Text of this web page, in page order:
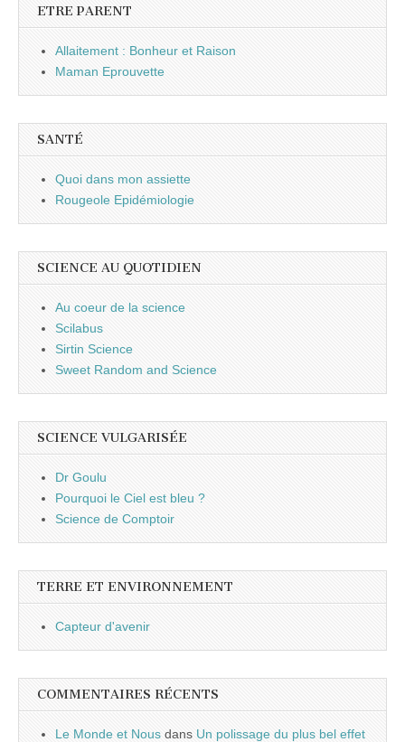
ETRE PARENT
Allaitement : Bonheur et Raison
Maman Eprouvette
SANTÉ
Quoi dans mon assiette
Rougeole Epidémiologie
SCIENCE AU QUOTIDIEN
Au coeur de la science
Scilabus
Sirtin Science
Sweet Random and Science
SCIENCE VULGARISÉE
Dr Goulu
Pourquoi le Ciel est bleu ?
Science de Comptoir
TERRE ET ENVIRONNEMENT
Capteur d'avenir
COMMENTAIRES RÉCENTS
Le Monde et Nous dans Un polissage du plus bel effet